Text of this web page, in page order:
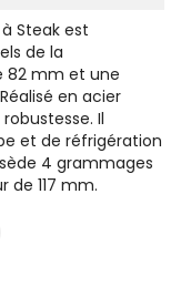
Steak est
de la
82 mm et une
en acier
Il
et de réfrigération
4 grammages
de 117 mm.